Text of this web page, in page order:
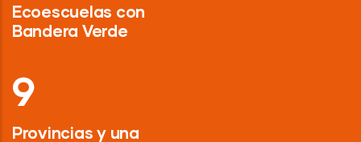
Ecoescuelas con
Bandera Verde
13
Provincias y una